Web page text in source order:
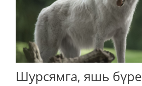
Шурсямга, яшь бүре